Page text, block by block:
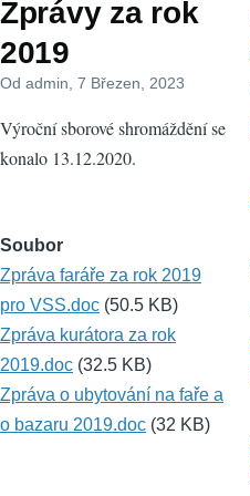
navigace
Zprávy za rok
2019
Od admin , 7 Březen, 2023
Výroční sborové shromáždění se
konalo 13.12.2020.
Soubor
Zpráva faráře za rok 2019
pro VSS.doc (50.5 KB)
Zpráva kurátora za rok
2019.doc (32.5 KB)
Zpráva o ubytování na faře a
o bazaru 2019.doc (32 KB)